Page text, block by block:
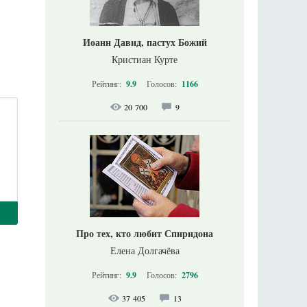
Иоанн Давид, пастух Божий
Кристиан Курте
Рейтинг: 9.9 Голосов: 1166
20 700 9
Про тех, кто любит Спиридона
Елена Долгачёва
Рейтинг: 9.9 Голосов: 2796
37 405 13